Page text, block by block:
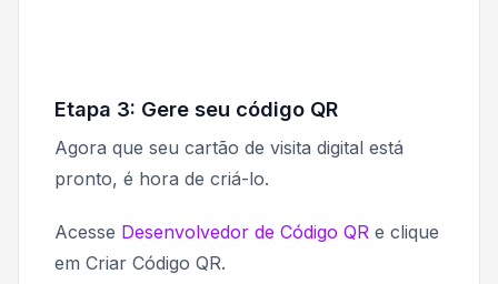
Etapa 3: Gere seu código QR
Agora que seu cartão de visita digital está
pronto, é hora de criá-lo.
Acesse Desenvolvedor de Código QR e clique
em Criar Código QR.